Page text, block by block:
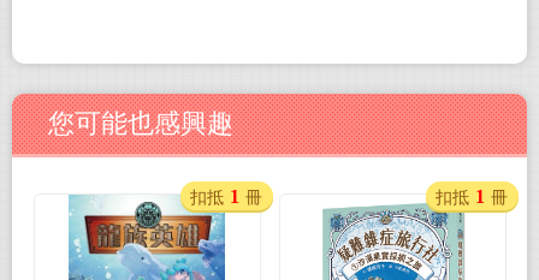
您可能也感興趣
扣抵 1 冊 扣抵 1 冊